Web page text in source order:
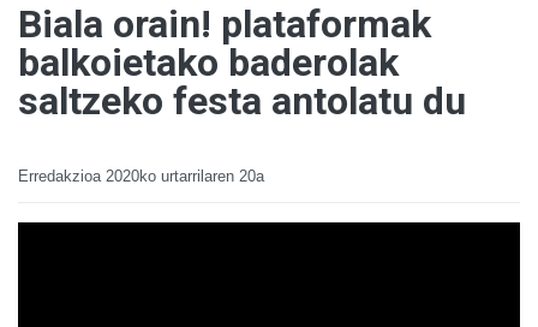
Biala orain! plataformak
balkoietako baderolak
saltzeko festa antolatu du
Erredakzioa 2020ko urtarrilaren 20a